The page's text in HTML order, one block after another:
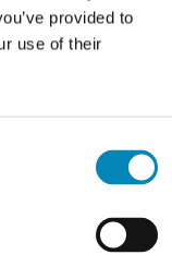
provided to
use of their